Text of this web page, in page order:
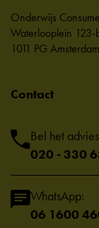
Onderwijs
Waterlooplein 123-
1011 PG Amsterdam
Contact
Bel het
020 - 330
WhatsApp:
06 1600